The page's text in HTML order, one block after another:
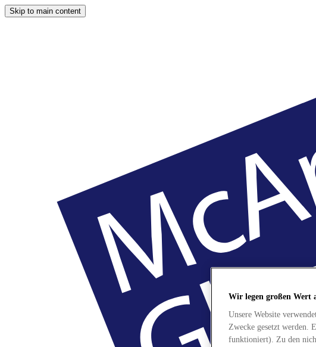
Skip to main content
Wir legen großen Wert
Unsere Website
Zwecke gesetzt werden.
funktioniert). Zu den